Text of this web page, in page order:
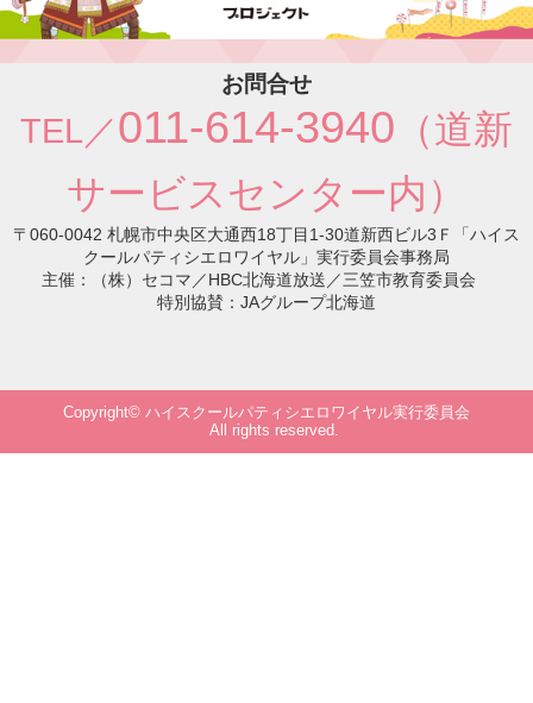
お問合せ
TEL／011-614-3940 （道新
サービスセンター内）
〒060-0042 札幌市中央区大通西18丁目1-30道新西ビル3Ｆ「ハイス
クールパティシエロワイヤル」実行委員会事務局
主催：（株）セコマ／HBC北海道放送／三笠市教育委員会
特別協賛：JAグループ北海道
Copyright© ハイスクールパティシエロワイヤル実行委員会
All rights reserved.